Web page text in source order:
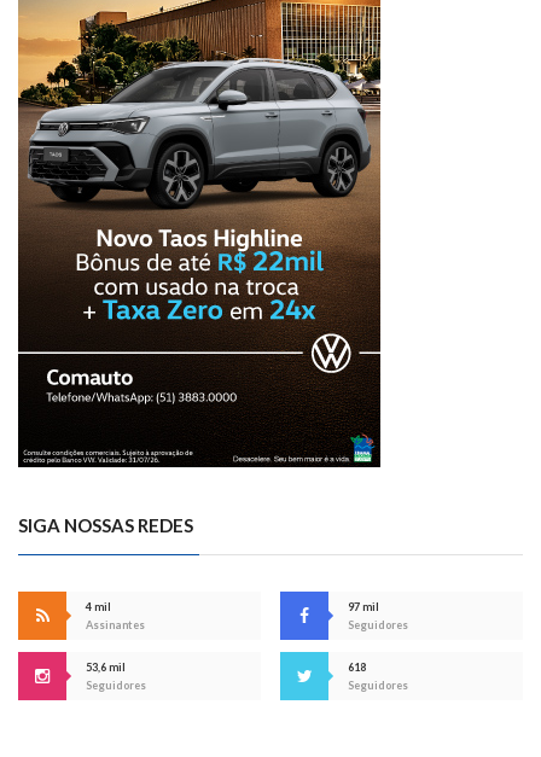
SIGA NOSSAS REDES
4 mil
Assinantes
97 mil
Seguidores
53,6 mil
Seguidores
618
Seguidores